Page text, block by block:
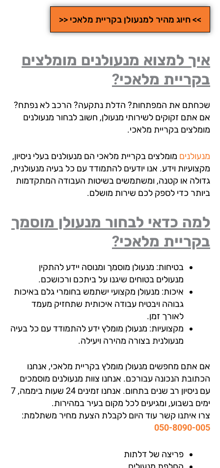
>> חיוג מהיר למנעולן בקריית מלאכי <<
למצוא מנעולנים מומלצים
מלאכי?
את המפתחות? הדלת נתקעה? הרכב לא נפתח?
אתם זקוקים לשירותי מנעולן, חשוב לבחור מנעולנים
בקריית מלאכי.
מומלציםבקריית מלאכי הם מנעולנים בעלי ניסיון,
וידע. אנו יודעים להתמודד עם כל בעיה מנעולנית,
או קטנה, ומשתמשים בשיטות העבודה המתקדמות
כדי לספק לכם שירות מושלם.
כדאי לבחור מנעולן מוסמך
מלאכי?
בטיחות: מנעולן מוסמך ומנוסה יידע להתקין
מנעולים בטוחים שיגנו על ביתכם ורכושכם.
איכות: מנעולן מקצועי ישתמש בחומרי גלם באיכות
גבוהה ויבטיח עבודה איכותית שתחזיק מעמד
לאורך זמן.
מקצועיות: מנעולן מומלץ ידע להתמודד עם כל בעיה
מנעולנית בצורה מהירה ויעילה.
אתם מחפשים מנעולן מומלץ בקריית מלאכי, אנחנו
הנכונה עבורכם. אנחנו צוות מנעולנים מוסמכים
עם ניסיון רב שנים בתחום. אנחנו זמינים 24 שעות ביממה, 7
בשבוע, ומגיעים לכל מקום בעיר במהירות.
איתנו קשר עוד היום לקבלת הצעת מחיר משתלמת:
050-8090-
פריצה של דלתות